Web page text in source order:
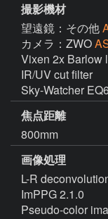
撮影機材
望遠鏡：その他
カメラ：ZWO
Vixen 2x Barlow
IR/UV cut filter
Sky-Watcher
焦点距離
800mm
画像処理
L-R
ImPPG 2.1.0
Pseudo-color